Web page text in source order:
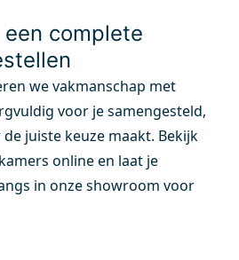
complete
we vakmanschap met
voor je samengesteld,
juiste keuze maakt. Bekijk
online en laat je
in onze showroom voor